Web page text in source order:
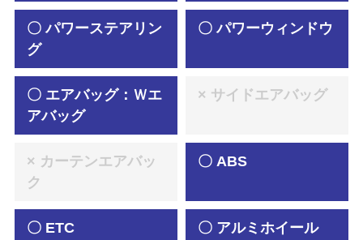
〇 パワーステアリン
グ
〇 パワーウィンドウ
〇 エアバッグ：Ｗエ
アバッグ
× サイドエアバッグ
× カーテンエアバッ
ク
〇 ABS
〇 ETC 〇 アルミホイール